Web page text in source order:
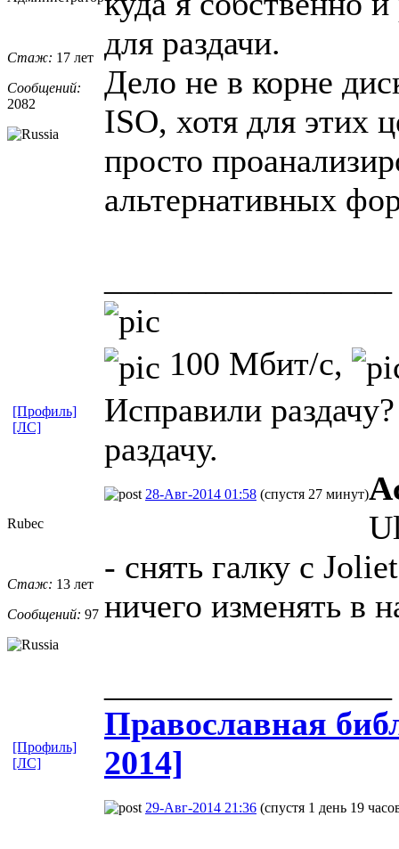
Стаж: 17 лет
Сообщений:
2082
для раздачи.
Дело не в корне
ISO, хотя для этих
просто
альтернативных
100 Мбит/с,
Исправили
раздачу.
[Профиль]
[ЛС]
Rubec
Стаж: 13 лет
Сообщений: 97
28-Авг-2014 01:58 (спустя 27 минут)
- снять галку с
ничего изменять в
Православная​
2014]
[Профиль]
[ЛС]
29-Авг-2014 21:36 (спустя 1 день 19